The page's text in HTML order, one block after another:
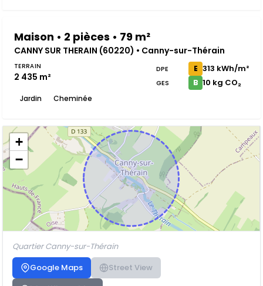
Maison • 2 pièces • 79 m²
CANNY SUR THERAIN (60220) • Canny-sur-Thérain
TERRAIN
2 435 m²
Jardin Cheminée
DPE E 313 kWh/m²
GES B 10 kg CO₂
+
−
Quartier Canny-sur-Thérain
Google Maps
Street View